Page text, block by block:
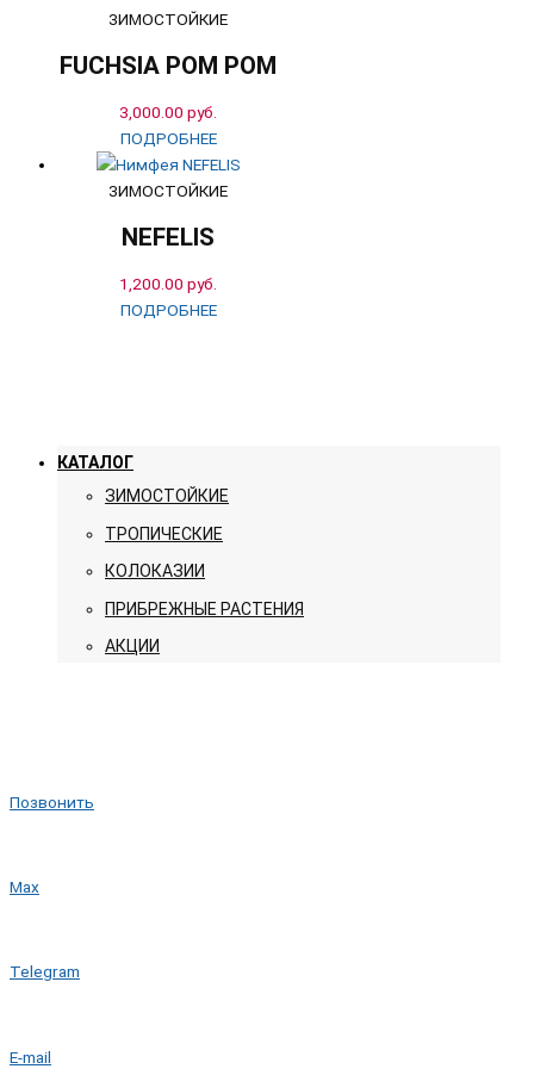
КАТАЛОГ
ЗИМОСТОЙКИЕ
ТРОПИЧЕСКИЕ
КОЛОКАЗИИ
ПРИБРЕЖНЫЕ РАСТЕНИЯ
АКЦИИ
ЗИМОСТОЙКИЕ
FUCHSIA POM POM
3,000.00 руб.
ПОДРОБНЕЕ
ЗИМОСТОЙКИЕ
NEFELIS
1,200.00 руб.
ПОДРОБНЕЕ
Позвонить
Max
Telegram
E-mail